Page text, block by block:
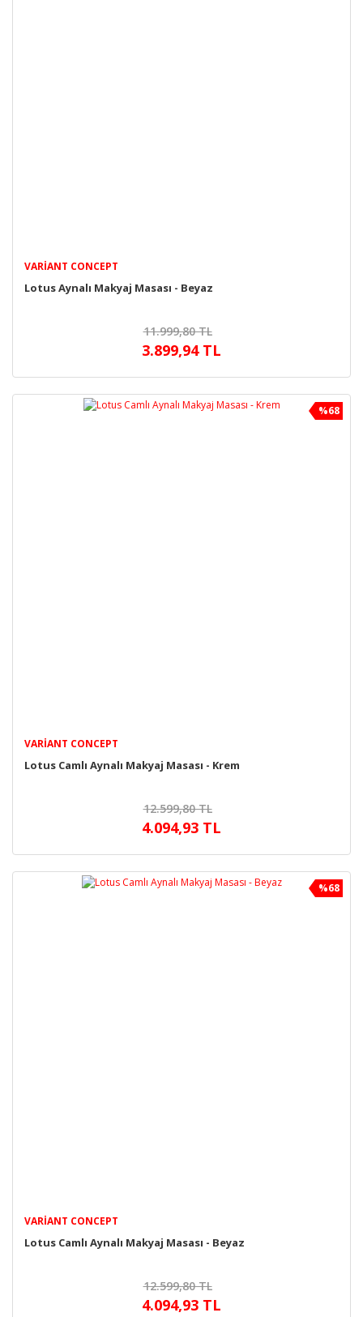
VARIANT CONCEPT
Lotus Aynalı Makyaj Masası - Beyaz
11.999,80 TL
3.899,94 TL
%68
VARIANT CONCEPT
Lotus Camlı Aynalı Makyaj Masası - Krem
12.599,80 TL
4.094,93 TL
%68
VARIANT CONCEPT
Lotus Camlı Aynalı Makyaj Masası - Beyaz
12.599,80 TL
4.094,93 TL